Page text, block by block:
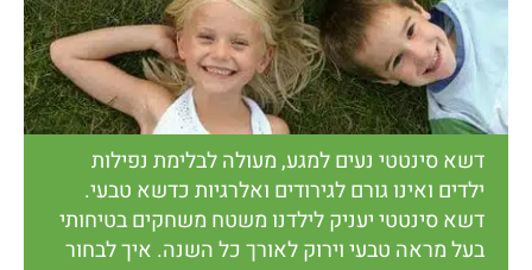
דשא סינטטי נעים למגע, מעולה לבלימת נפילות
ילדים ואינו גורם לגירודים ואלרגיות כדשא טבעי.
דשא סינטטי יעניק לילדנו משטח משחקים בטיחותי
בעל מראה טבעי וירוק לאורך כל השנה. איך לבחור